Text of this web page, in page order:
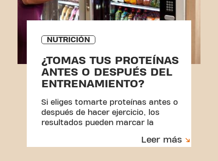
NUTRICIÓN
¿TOMAS TUS PROTEÍNAS
ANTES O DESPUÉS DEL
ENTRENAMIENTO?
Si eliges tomarte proteínas antes o
después de hacer ejercicio, los
resultados pueden marcar la
Leer más